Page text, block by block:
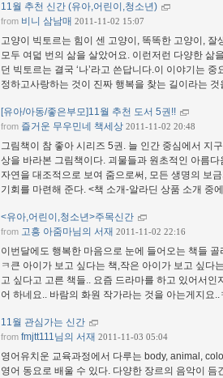
11월 추천 신간 (유아,어린이,청소년)
from 비니 삼남매 2011-11-02 15:07
고양이 빅토르는 힘이 센 고양이, 똑똑한 고양이,
모두 여덟 번의 삶을 살았어요. 이런저런 다양한 삶
던 빅토르는 결국 ‘나’라고 쓴답니다.이 이야기는
정하고사랑하는 것이 진짜 행복을 찾는 길이라는
[유아/아동/좋은부모]11월 추천 도서 5권!!
from 즐거운 무우민네 책세상 2011-11-02 20:48
그림책이 참 좋아 시리즈 5권. 늘 인간 중심에서 지
상을 바라본 그림책이다. 괴물들과 원초적인 아름
자연을 대조적으로 보여 줌으로써, 모든 생명의 보
기회를 마련해 준다. <책 소개-알라딘 상품 소개 중
<유아,어린이,청소년>주목신간
from 고흥 아줌마님의 서재 2011-11-02 22:16
이번달에도 행복한 마음으로 눈에 들어오는 책들
ㅋ큰 아이가 보고 싶다는 책,작은 아이가 보고 싶다
고 싶다고 고른 책들.. 요즘 드라마를 하고 있어서
어 하네요.. 바람의 화원 작가라는 것을 아는게지요
11월 관심가는 신간
from fmjtt111님의 서재 2011-11-03 05:04
영어유치운 교육과정에서 다루는 body, animal,
영어 동요로 배울 수 있다. 다양한 장르의 음악이